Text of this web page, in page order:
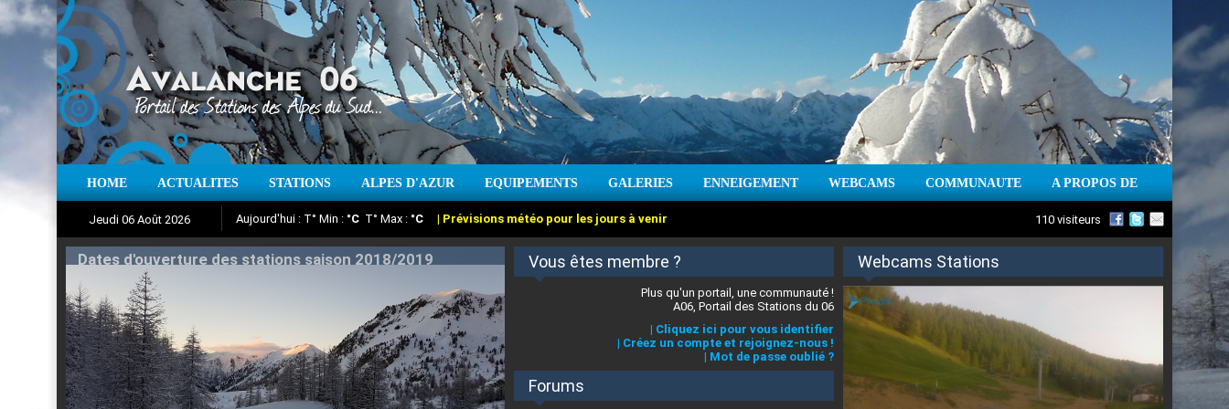
HOME ACTUALITES STATIONS ALPES D'AZUR EQUIPEMENTS GALERIES ENNEIGEMENT WEBCAMS COMMUNAUTE A PROPOS DE
Jeudi 06 Août 2026
Aujourd'hui : T° Min :°CT° Max :°C |Prévisions météo pour les jours à venir
Iso à 0° :mNeige sur 12 heures :cm Vent : |Prévisions météo pour les jours à venir
Suivez en direct l'actualité des stations des Alpes-Maritimes
110 visiteurs
Vous êtes membre ?
Plus qu'un portail, une communauté !
A06, Portail des Stations du 06
| Cliquez ici pour vous identifier
| Créez un compte et rejoignez-nous !
| Mot de passe oublié ?
Forums
Webcams Stations